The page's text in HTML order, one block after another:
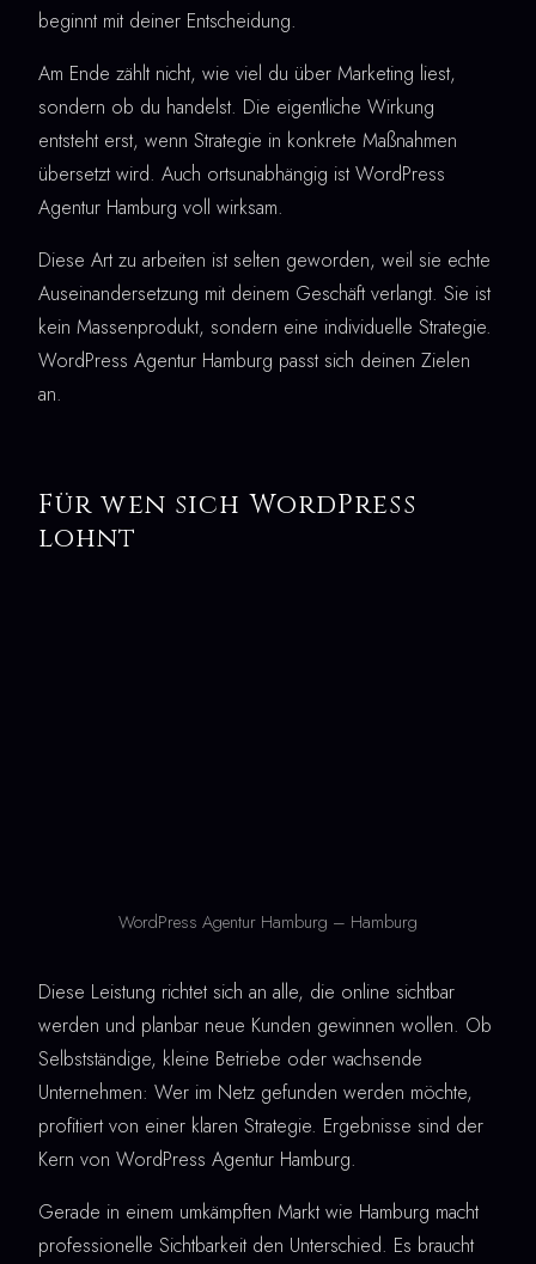
beginnt mit deiner Entscheidung.
Am Ende zählt nicht, wie viel du über Marketing liest,
sondern ob du handelst. Die eigentliche Wirkung
entsteht erst, wenn Strategie in konkrete Maßnahmen
übersetzt wird. Auch ortsunabhängig ist WordPress
Agentur Hamburg voll wirksam.
Diese Art zu arbeiten ist selten geworden, weil sie echte
Auseinandersetzung mit deinem Geschäft verlangt. Sie ist
kein Massenprodukt, sondern eine individuelle Strategie.
WordPress Agentur Hamburg passt sich deinen Zielen
an.
Für wen sich WordPress
lohnt
WordPress Agentur Hamburg – Hamburg
Diese Leistung richtet sich an alle, die online sichtbar
werden und planbar neue Kunden gewinnen wollen. Ob
Selbstständige, kleine Betriebe oder wachsende
Unternehmen: Wer im Netz gefunden werden möchte,
profitiert von einer klaren Strategie. Ergebnisse sind der
Kern von WordPress Agentur Hamburg.
Gerade in einem umkämpften Markt wie Hamburg macht
professionelle Sichtbarkeit den Unterschied. Es braucht